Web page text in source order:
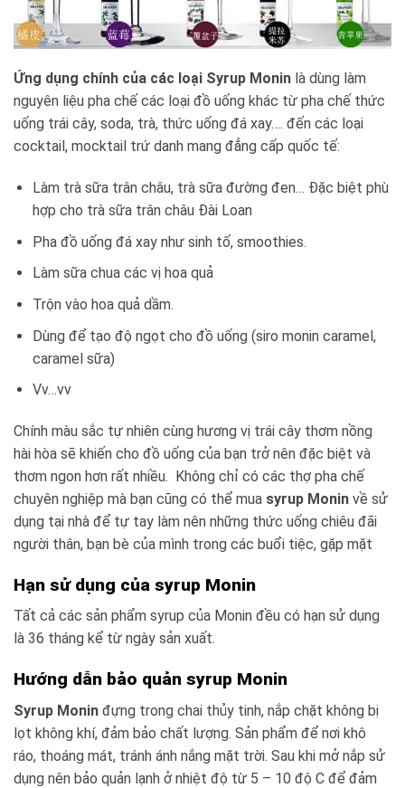
Ứng dụng chính của các loại Syrup Monin là dùng làm
nguyên liệu pha chế các loại đồ uống khác từ pha chế thức
uống trái cây, soda, trà, thức uống đá xay…. đến các loại
cocktail, mocktail trứ danh mang đẳng cấp quốc tế:
Làm trà sữa trân châu, trà sữa đường đen… Đặc biệt phù
hợp cho trà sữa trân châu Đài Loan
Pha đồ uống đá xay như sinh tố, smoothies.
Làm sữa chua các vị hoa quả
Trộn vào hoa quả dầm.
Dùng để tạo độ ngọt cho đồ uống (siro monin caramel,
caramel sữa)
Vv…vv
Chính màu sắc tự nhiên cùng hương vị trái cây thơm nồng
hài hòa sẽ khiến cho đồ uống của bạn trở nên đặc biệt và
thơm ngon hơn rất nhiều. Không chỉ có các thợ pha chế
chuyên nghiệp mà bạn cũng có thể mua syrup Monin về sử
dụng tại nhà để tự tay làm nên những thức uống chiêu đãi
người thân, bạn bè của mình trong các buổi tiệc, gặp mặt
Hạn sử dụng của syrup Monin
Tất cả các sản phẩm syrup của Monin đều có hạn sử dụng
là 36 tháng kể từ ngày sản xuất.
Hướng dẫn bảo quản syrup Monin
Syrup Monin đựng trong chai thủy tinh, nắp chặt không bị
lọt không khí, đảm bảo chất lượng. Sản phẩm để nơi khô
ráo, thoáng mát, tránh ánh nắng mặt trời. Sau khi mở nắp sử
dụng nên bảo quản lạnh ở nhiệt độ từ 5 – 10 độ C để đảm